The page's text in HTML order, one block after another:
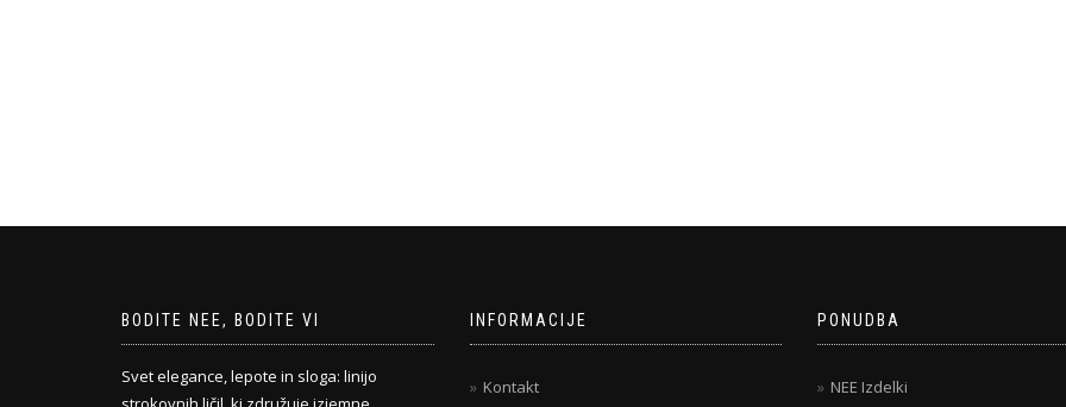
BODITE NEE, BODITE VI
Svet elegance, lepote in sloga: linijo
INFORMACIJE
Kontakt
PONUDBA
NEE Izdelki